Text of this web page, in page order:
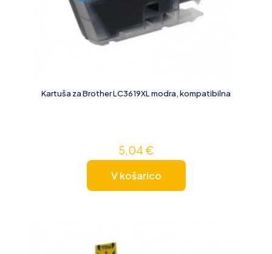
Kartuša za Brother LC3619XL modra, kompatibilna
5,04 €
V košarico